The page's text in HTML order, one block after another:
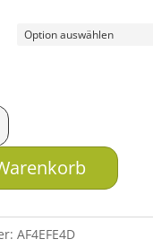
AF4EFE4D